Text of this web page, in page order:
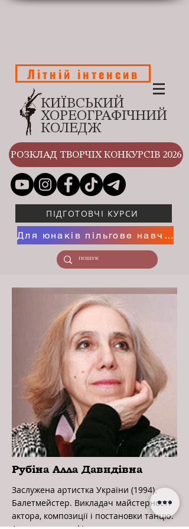
КИЇВСЬКИЙ
ХОРЕОГРАФІЧНИЙ
КОЛЕДЖ
Літній інтенсив
РОЗКЛАД ТВОРЧІХ КОНКУРСІВ 2026
ПІДГОТОВЧІ КУРСИ
Для юнаків пільгове навчання
Рубіна Алла Давидівна
Заслужена артистка України (1994).
Балетмейстер. Викладач майстерності
актора, композиції і постановки танцю.